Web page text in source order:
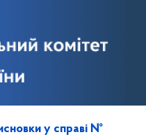
у справі №